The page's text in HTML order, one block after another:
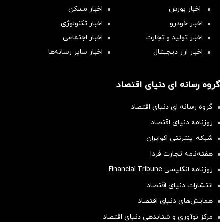
اخبار بورس
اخبار مسکن
اخبار خودرو
اخبار تکنولوژی
اخبار تولید و تجارت
اخبار اجتماعی
اخبار ارز دیجیتال
اخبار سایر رسانه‌‌ها
گروه رسانه ای دنیای اقتصاد
گروه رسانه ای دنیای اقتصاد
روزنامه دنیای اقتصاد
شبکه اینترنتی اکوایران
هفته‌نامه تجارت فردا
روزنامه انگلیسی Financial Tribune
انتشارات دنیای اقتصاد
همایش‌های دنیای اقتصاد
مرکز نوآوری و شتابدهی دنیای اقتصاد